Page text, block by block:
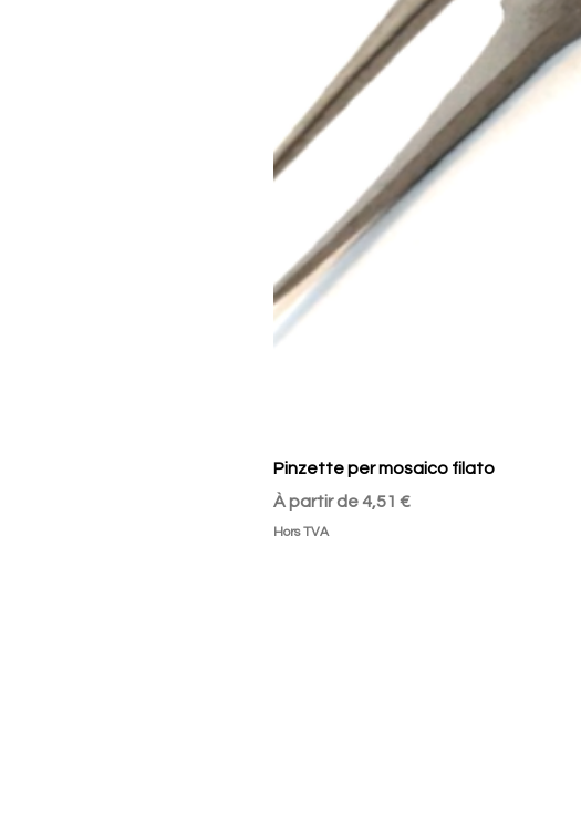
Pinzette per mosaico filato
À partir de4,51 €
Prix promotionnel
Hors TVA